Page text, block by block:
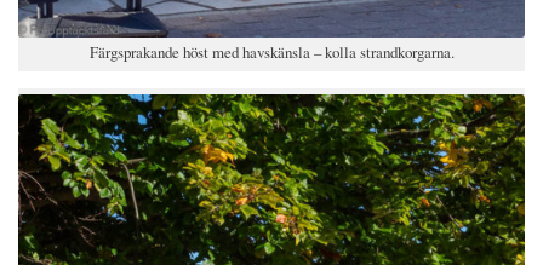
Färgsprakande höst med havskänsla – kolla strandkorgarna.